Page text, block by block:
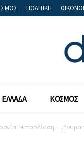
ΠΟΛΙΤΙΚΗ
ΕΛΛΑΔΑ ΚΟΣΜΟΣ
Η παρέλαση – μήνυμα